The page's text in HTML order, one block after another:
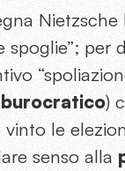
per
burocratico)
le
senso alla